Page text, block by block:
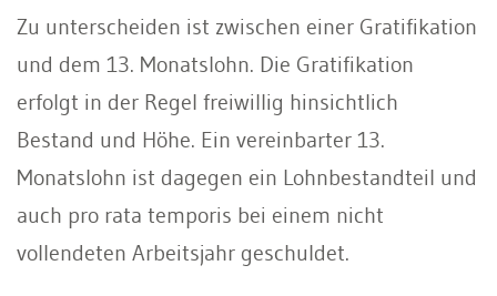
Zu unterscheiden ist zwischen einer Gratifikation
und dem 13. Monatslohn. Die Gratifikation
erfolgt in der Regel freiwillig hinsichtlich
Bestand und Höhe. Ein vereinbarter 13.
Monatslohn ist dagegen ein Lohnbestandteil und
auch pro rata temporis bei einem nicht
vollendeten Arbeitsjahr geschuldet.